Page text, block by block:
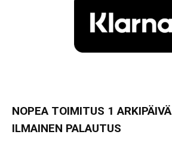
NOPEA TOIMITUS 1 ARKIPÄIVÄ
ILMAINEN PALAUTUS